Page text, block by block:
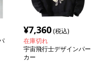
¥7,360(税込)
在庫切れ
宇宙飛行士デザインパー
カー